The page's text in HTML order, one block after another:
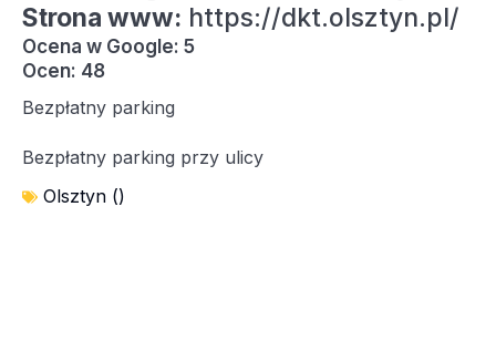
Strona www: https://dkt.olsztyn.pl/
Ocena w Google: 5
Ocen: 48
Bezpłatny parking
Bezpłatny parking przy ulicy
Olsztyn ()